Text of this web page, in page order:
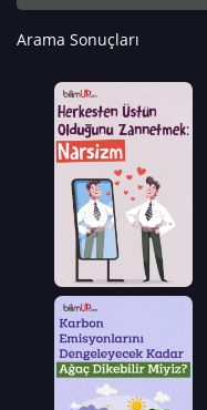
Arama Sonuçları